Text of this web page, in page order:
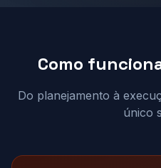
Como
Do planejamento à
único